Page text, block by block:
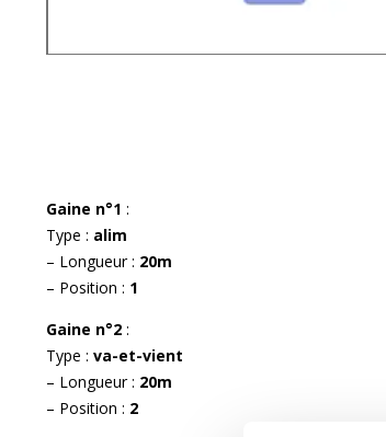
Gaine n°1 :
Type : alim
– Longueur : 20m
– Position : 1
Gaine n°2 :
Type : va-et-vient
– Longueur : 20m
– Position : 2